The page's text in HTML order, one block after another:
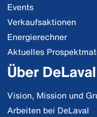
Events
Verkaufsaktionen
Energierechner
Aktuelles
Über DeLaval
Vision, Mission und
Arbeiten bei DeLaval